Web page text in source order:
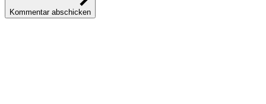
Kommentar abschicken